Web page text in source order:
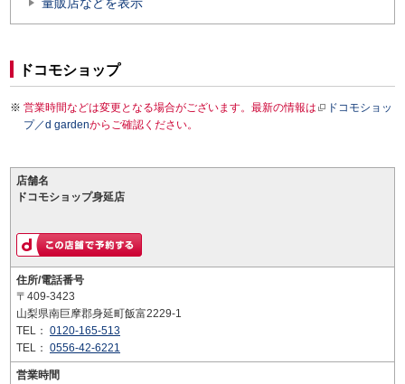
ドコモショップ
営業時間などは変更となる場合がございます。最新の情報は
ドコモショッ
プ／d gardenからご確認ください。
店舗名
ドコモショップ身延店
住所/電話番号
〒409-3423
山梨県南巨摩郡身延町飯富2229-1
TEL： 0120-165-513
TEL： 0556-42-6221
営業時間